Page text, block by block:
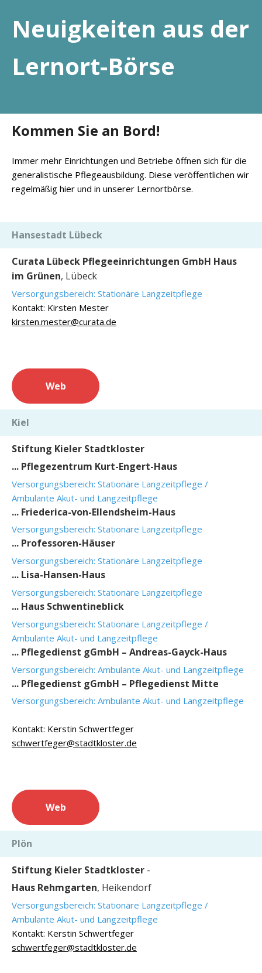
Neuigkeiten aus der
Lernort-Börse
Kommen Sie an Bord!
Immer mehr Einrichtungen und Betriebe öffnen sich für die
generalistische Pflegeausbildung. Diese veröffentlichen wir
regelmäßig hier und in unserer Lernortbörse.
Hansestadt Lübeck
Curata Lübeck Pflegeeinrichtungen GmbH Haus
im Grünen, Lübeck
Versorgungsbereich: Stationäre Langzeitpflege
Kontakt: Kirsten Mester
kirsten.mester@curata.de
Web
Kiel
Stiftung Kieler Stadtkloster
... Pflegezentrum Kurt-Engert-Haus
Versorgungsbereich: Stationäre Langzeitpflege /
Ambulante Akut- und Langzeitpflege
... Friederica-von-Ellendsheim-Haus
Versorgungsbereich: Stationäre Langzeitpflege
... Professoren-Häuser
Versorgungsbereich: Stationäre Langzeitpflege
... Lisa-Hansen-Haus
Versorgungsbereich: Stationäre Langzeitpflege
... Haus Schwentineblick
Versorgungsbereich: Stationäre Langzeitpflege /
Ambulante Akut- und Langzeitpflege
... Pflegedienst gGmbH – Andreas-Gayck-Haus
Versorgungsbereich: Ambulante Akut- und Langzeitpflege
... Pflegedienst gGmbH – Pflegedienst Mitte
Versorgungsbereich: Ambulante Akut- und Langzeitpflege
Kontakt: Kerstin Schwertfeger
schwertfeger@stadtkloster.de
Web
Plön
Stiftung Kieler Stadtkloster -
Haus Rehmgarten, Heikendorf
Versorgungsbereich: Stationäre Langzeitpflege /
Ambulante Akut- und Langzeitpflege
Kontakt: Kerstin Schwertfeger
schwertfeger@stadtkloster.de